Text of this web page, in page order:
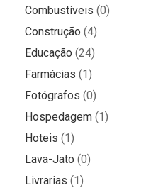
Combustíveis (0)
Construção (4)
Educação (24)
Farmácias (1)
Fotógrafos (0)
Hospedagem (1)
Hoteis (1)
Lava-Jato (0)
Livrarias (1)